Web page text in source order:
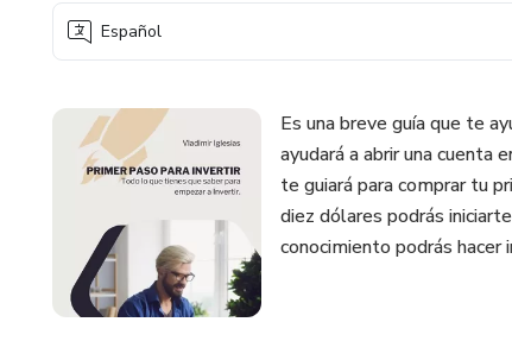
Español
Es una breve guía que te
ayudará a abrir una cuenta
te guiará para comprar tu
diez dólares podrás
conocimiento podrás